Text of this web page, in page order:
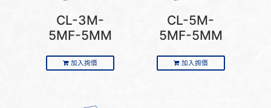
CL-3M-
5MF-5MM
加入詢價
CL-5M-
5MF-5MM
加入詢價